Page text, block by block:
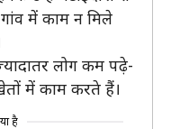
में काम न मिले
लोग कम पढ़े-
में काम करते हैं।
है